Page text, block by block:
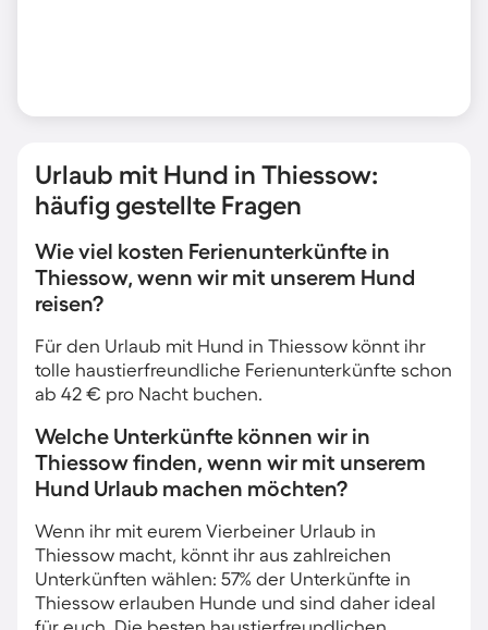
Urlaub mit Hund in Thiessow:
häufig gestellte Fragen
Wie viel kosten Ferienunterkünfte in
Thiessow, wenn wir mit unserem Hund
reisen?
Für den Urlaub mit Hund in Thiessow könnt ihr
tolle haustierfreundliche Ferienunterkünfte schon
ab 42 € pro Nacht buchen.
Welche Unterkünfte können wir in
Thiessow finden, wenn wir mit unserem
Hund Urlaub machen möchten?
Wenn ihr mit eurem Vierbeiner Urlaub in
Thiessow macht, könnt ihr aus zahlreichen
Unterkünften wählen: 57% der Unterkünfte in
Thiessow erlauben Hunde und sind daher ideal